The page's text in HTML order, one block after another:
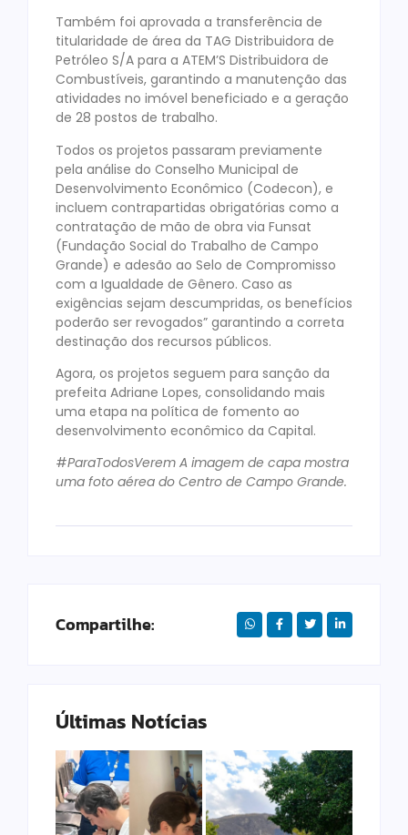
Também foi aprovada a transferência de
titularidade de área da TAG Distribuidora de
Petróleo S/A para a ATEM’S Distribuidora de
Combustíveis, garantindo a manutenção das
atividades no imóvel beneficiado e a geração
de 28 postos de trabalho.
Todos os projetos passaram previamente
pela análise do Conselho Municipal de
Desenvolvimento Econômico (Codecon), e
incluem contrapartidas obrigatórias como a
contratação de mão de obra via Funsat
(Fundação Social do Trabalho de Campo
Grande) e adesão ao Selo de Compromisso
com a Igualdade de Gênero. Caso as
exigências sejam descumpridas, os benefícios
poderão ser revogados” garantindo a correta
destinação dos recursos públicos.
Agora, os projetos seguem para sanção da
prefeita Adriane Lopes, consolidando mais
uma etapa na política de fomento ao
desenvolvimento econômico da Capital.
#ParaTodosVerem A imagem de capa mostra
uma foto aérea do Centro de Campo Grande.
Compartilhe:
Últimas Notícias